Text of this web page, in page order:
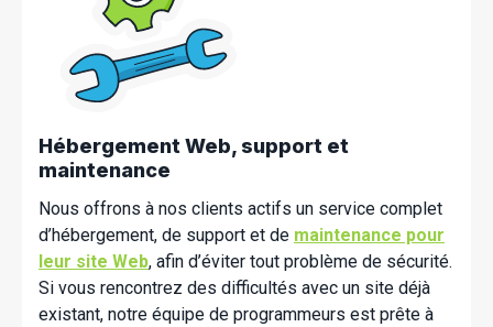
Hébergement Web, support et
maintenance
Nous offrons à nos clients actifs un service complet
d’hébergement, de support et de maintenance pour
leur site Web, afin d’éviter tout problème de sécurité.
Si vous rencontrez des difficultés avec un site déjà
existant, notre équipe de programmeurs est prête à